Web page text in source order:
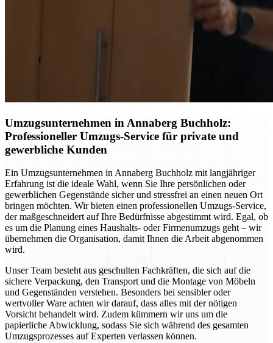
Umzugsunternehmen in Annaberg Buchholz:
Professioneller Umzugs-Service für private und
gewerbliche Kunden
Ein Umzugsunternehmen in Annaberg Buchholz mit langjähriger
Erfahrung ist die ideale Wahl, wenn Sie Ihre persönlichen oder
gewerblichen Gegenstände sicher und stressfrei an einen neuen Ort
bringen möchten. Wir bieten einen professionellen Umzugs-Service,
der maßgeschneidert auf Ihre Bedürfnisse abgestimmt wird. Egal, ob
es um die Planung eines Haushalts- oder Firmenumzugs geht – wir
übernehmen die Organisation, damit Ihnen die Arbeit abgenommen
wird.
Unser Team besteht aus geschulten Fachkräften, die sich auf die
sichere Verpackung, den Transport und die Montage von Möbeln
und Gegenständen verstehen. Besonders bei sensibler oder
wertvoller Ware achten wir darauf, dass alles mit der nötigen
Vorsicht behandelt wird. Zudem kümmern wir uns um die
papierliche Abwicklung, sodass Sie sich während des gesamten
Umzugsprozesses auf Experten verlassen können.